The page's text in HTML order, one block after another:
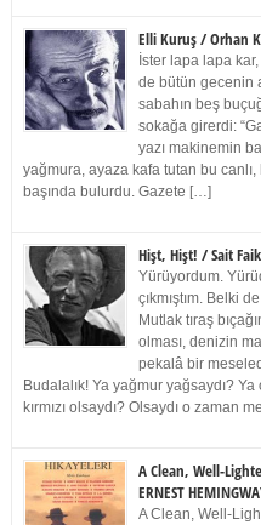
Elli Kuruş / Orhan
İster lapa lapa
de bütün gecenin
sabahın beş
sokağa girerdi:
yazı makinemin
yağmura, ayaza kafa tutan bu canlı,
başında bulurdu. Gazete […]
Hişt, Hişt! / Sait
Yürüyordum.
çıkmıştım. Belki
Mutlak tıraş
olması, denizin
pekalâ bir
Budalalık! Ya yağmur yağsaydı?
kırmızı olsaydı? Olsaydı o zaman
A Clean, Well-
ERNEST
A Clean, Well-